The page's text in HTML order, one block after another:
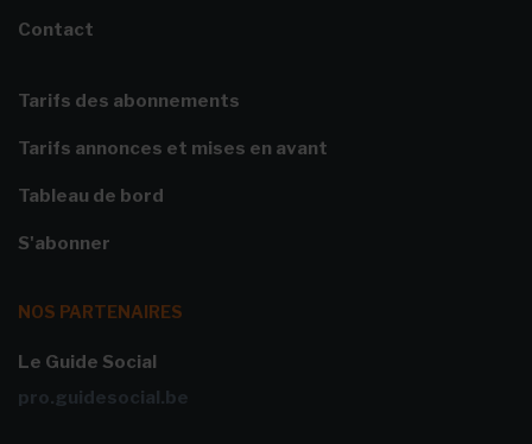
Contact
Tarifs des abonnements
Tarifs annonces et mises en avant
Tableau de bord
S'abonner
NOS PARTENAIRES
Le Guide Social
pro.guidesocial.be